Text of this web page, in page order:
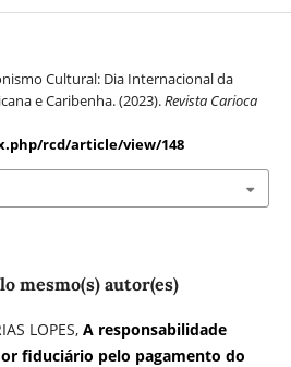
Cultural: Dia Internacional da
e Caribenha. (2023).Revista Carioca
rcd/article/view/148
mesmo(s) autor(es)
LOPES, A responsabilidade
fiduciário pelo pagamento do